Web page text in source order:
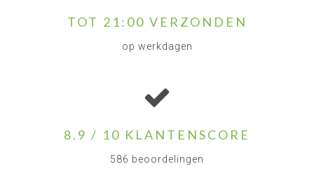
TOT 21:00 VERZONDEN
op werkdagen
8.9 / 10 KLANTENSCORE
586 beoordelingen